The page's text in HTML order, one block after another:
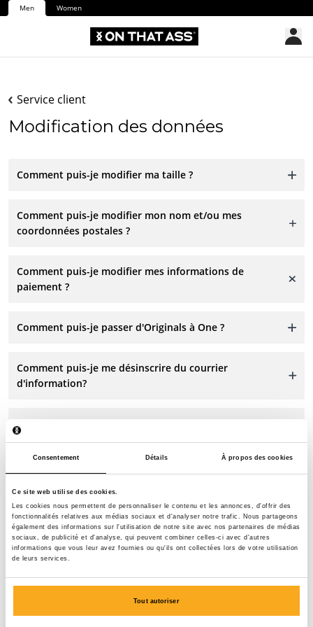
Consentement Détails À propos des cookies
Ce site web utilise des cookies.
Les cookies nous permettent de personnaliser le contenu et les annonces, d'offrir des
fonctionnalités relatives aux médias sociaux et d'analyser notre trafic. Nous partageons
également des informations sur l'utilisation de notre site avec nos partenaires de médias
sociaux, de publicité et d'analyse, qui peuvent combiner celles-ci avec d'autres
informations que vous leur avez fournies ou qu'ils ont collectées lors de votre utilisation
de leurs services.
Tout autoriser
Men Women
Service client
Modification des données
Comment puis-je modifier ma taille ?
Comment puis-je modifier mon nom et/ou mes
coordonnées postales ?
Comment puis-je modifier mes informations de
paiement ?
Comment puis-je passer d'Originals à One ?
Comment puis-je me désinscrire du courrier
d'information?
Comment puis-je supprimer mes données ?
Contacte-nous
Utilisez notre chatbot pour obtenir une réponse rapide.
Cliquez sur « Nous contacter », sélectionnez votre type
d’abonnement et posez votre question. Vous pouvez